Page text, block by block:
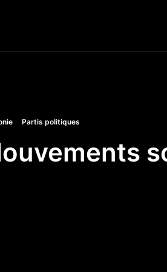
Partis politiques